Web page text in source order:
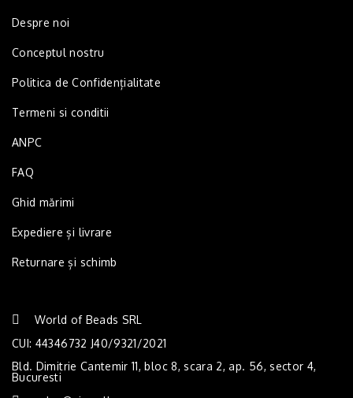
Despre noi
Conceptul nostru
Politica de Confidențialitate
Termeni si conditii
ANPC
FAQ
Ghid mărimi
Expediere și livrare
Returnare și schimb
World of Beads SRL
CUI: 44346732 J40/9321/2021
Bld. Dimitrie Cantemir 11, bloc 8, scara 2, ap. 56, sector 4,
Bucuresti